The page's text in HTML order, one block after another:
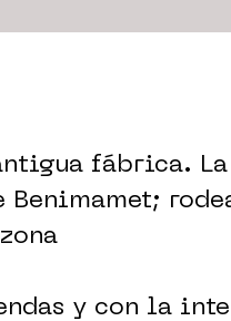
fábrica.
y con la